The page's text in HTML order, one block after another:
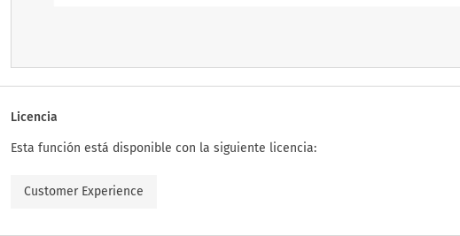
Licencia
Esta función está disponible con la siguiente licencia:
Customer Experience